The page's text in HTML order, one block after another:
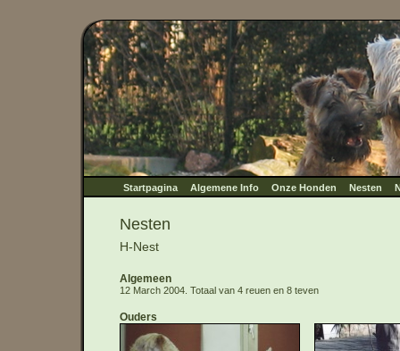
Startpagina Algemene Info Onze Honden Nesten
Nesten
H-Nest
Algemeen
12 March 2004. Totaal van 4 reuen en 8 teven
Ouders